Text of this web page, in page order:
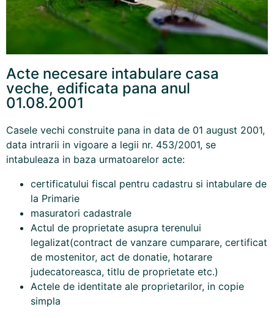
Acte necesare intabulare casa
veche, edificata pana anul
01.08.2001
Casele vechi construite pana in data de 01 august 2001,
data intrarii in vigoare a legii nr. 453/2001, se
intabuleaza in baza urmatoarelor acte:
certificatului fiscal pentru cadastru si intabulare de
la Primarie
masuratori cadastrale
Actul de proprietate asupra terenului
legalizat(contract de vanzare cumparare, certificat
de mostenitor, act de donatie, hotarare
judecatoreasca, titlu de proprietate etc.)
Actele de identitate ale proprietarilor, in copie
simpla